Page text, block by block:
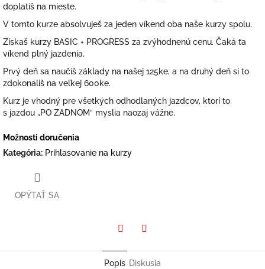
doplatíš na mieste.
V tomto kurze absolvuješ za jeden víkend oba naše kurzy spolu.
Získaš kurzy BASIC + PROGRESS za zvýhodnenú cenu. Čaká ťa
víkend plný jazdenia.
Prvý deň sa naučíš základy na našej 125ke, a na druhý deň si to
zdokonalíš na veľkej 600ke.
Kurz je vhodný pre všetkých odhodlaných jazdcov, ktorí to
s jazdou „PO ZADNOM“ myslia naozaj vážne.
Možnosti doručenia
Kategória: Prihlasovanie na kurzy
OPÝTAŤ SA
Popis Diskusia